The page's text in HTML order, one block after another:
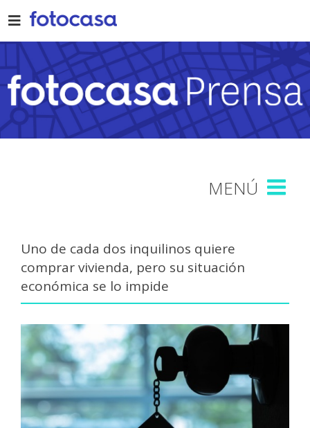
to
content
Uno de cada dos inquilinos quiere
comprar vivienda, pero su situación
económica se lo impide
View
Larger
Image